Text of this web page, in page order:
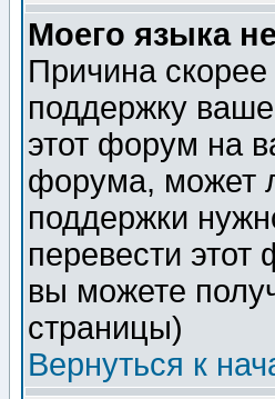
Моего языка
Причина
поддержку
этот форум на
форума, может
поддержки
перевести
вы можете
страницы)
Вернуться к